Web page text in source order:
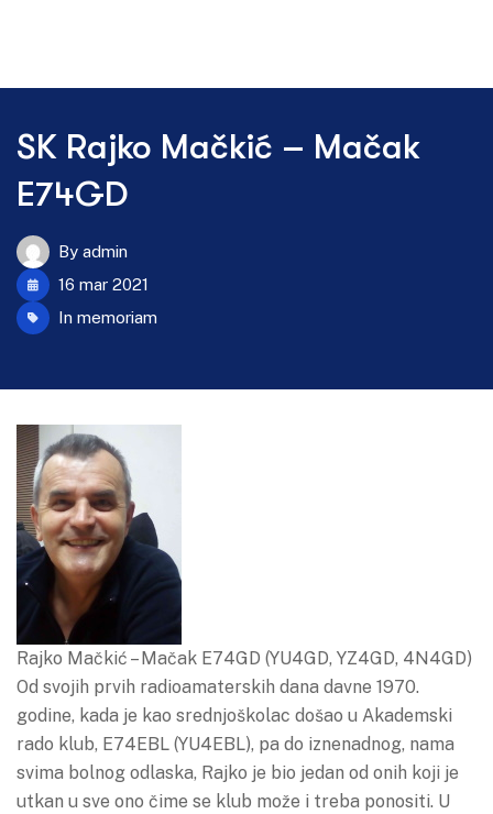
SK Rajko Mačkić – Mačak
E74GD
By admin
16 mar 2021
In memoriam
Rajko Mačkić – Mačak E74GD (YU4GD, YZ4GD, 4N4GD)
Od svojih prvih radioamaterskih dana davne 1970.
godine, kada je kao srednjoškolac došao u Akademski
rado klub, E74EBL (YU4EBL), pa do iznenadnog, nama
svima bolnog odlaska, Rajko je bio jedan od onih koji je
utkan u sve ono čime se klub može i treba ponositi. U